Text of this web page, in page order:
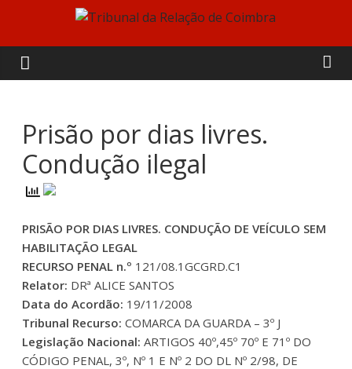
content
Tribunal
da
Relação
de
Coimbra
Prisão por dias livres.
Condução ilegal
PRISÃO POR DIAS LIVRES. CONDUÇÃO DE VEÍCULO SEM
HABILITAÇÃO LEGAL
RECURSO PENAL n.º 121/08.1GCGRD.C1
Relator: DRª ALICE SANTOS
Data do Acordão: 19/11/2008
Tribunal Recurso: COMARCA DA GUARDA – 3º J
Legislação Nacional: ARTIGOS 40º,45º 70º E 71º DO
CÓDIGO PENAL, 3º, Nº 1 E Nº 2 DO DL Nº 2/98, DE